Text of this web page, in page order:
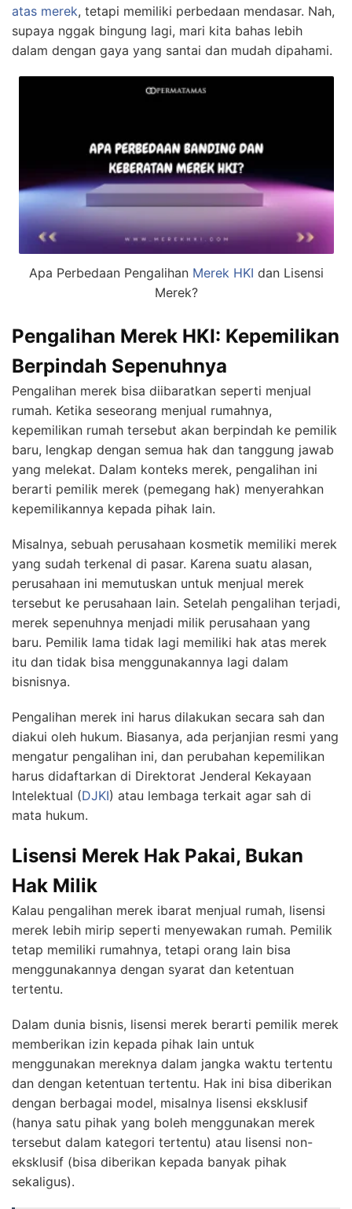
atas merek, tetapi memiliki perbedaan mendasar. Nah,
supaya nggak bingung lagi, mari kita bahas lebih
dalam dengan gaya yang santai dan mudah dipahami.
Apa Perbedaan Pengalihan Merek HKI dan Lisensi
Merek?
Pengalihan Merek HKI: Kepemilikan
Berpindah Sepenuhnya
Pengalihan merek bisa diibaratkan seperti menjual
rumah. Ketika seseorang menjual rumahnya,
kepemilikan rumah tersebut akan berpindah ke pemilik
baru, lengkap dengan semua hak dan tanggung jawab
yang melekat. Dalam konteks merek, pengalihan ini
berarti pemilik merek (pemegang hak) menyerahkan
kepemilikannya kepada pihak lain.
Misalnya, sebuah perusahaan kosmetik memiliki merek
yang sudah terkenal di pasar. Karena suatu alasan,
perusahaan ini memutuskan untuk menjual merek
tersebut ke perusahaan lain. Setelah pengalihan terjadi,
merek sepenuhnya menjadi milik perusahaan yang
baru. Pemilik lama tidak lagi memiliki hak atas merek
itu dan tidak bisa menggunakannya lagi dalam
bisnisnya.
Pengalihan merek ini harus dilakukan secara sah dan
diakui oleh hukum. Biasanya, ada perjanjian resmi yang
mengatur pengalihan ini, dan perubahan kepemilikan
harus didaftarkan di Direktorat Jenderal Kekayaan
Intelektual (DJKI) atau lembaga terkait agar sah di
mata hukum.
Lisensi Merek Hak Pakai, Bukan
Hak Milik
Kalau pengalihan merek ibarat menjual rumah, lisensi
merek lebih mirip seperti menyewakan rumah. Pemilik
tetap memiliki rumahnya, tetapi orang lain bisa
menggunakannya dengan syarat dan ketentuan
tertentu.
Dalam dunia bisnis, lisensi merek berarti pemilik merek
memberikan izin kepada pihak lain untuk
menggunakan mereknya dalam jangka waktu tertentu
dan dengan ketentuan tertentu. Hak ini bisa diberikan
dengan berbagai model, misalnya lisensi eksklusif
(hanya satu pihak yang boleh menggunakan merek
tersebut dalam kategori tertentu) atau lisensi non-
eksklusif (bisa diberikan kepada banyak pihak
sekaligus).